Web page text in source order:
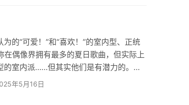
的“可爱！”和“喜欢！”的室内型、正统
在偶像界拥有最多的夏日歌曲，但实际上
的室内派……但其实他们是有潜力的。虹
人的心！ *虹のコンキスタドール 本场
年5月16日